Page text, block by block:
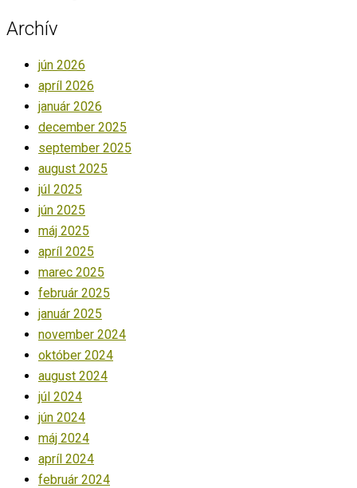
Archív
jún 2026
apríl 2026
január 2026
december 2025
september 2025
august 2025
júl 2025
jún 2025
máj 2025
apríl 2025
marec 2025
február 2025
január 2025
november 2024
október 2024
august 2024
júl 2024
jún 2024
máj 2024
apríl 2024
február 2024